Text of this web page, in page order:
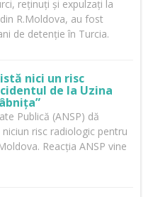
reținuți și expulzați la
R.Moldova, au fost
de detenție în Turcia.
nici un risc
de la Uzina
Publică (ANSP) dă
risc radiologic pentru
Reacția ANSP vine